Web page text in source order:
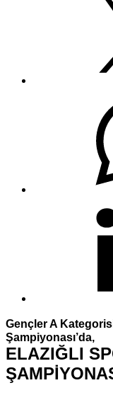
Gençler A
Şampiyonası’da,
ELAZIĞLI